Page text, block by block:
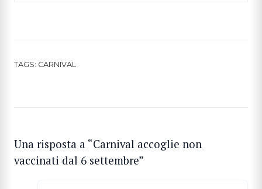
TAGS: CARNIVAL
Una risposta a “Carnival accoglie non
vaccinati dal 6 settembre”